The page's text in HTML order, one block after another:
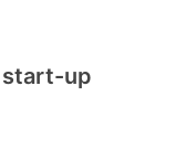
start-up